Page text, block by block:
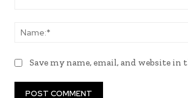
Save my name, email, and website